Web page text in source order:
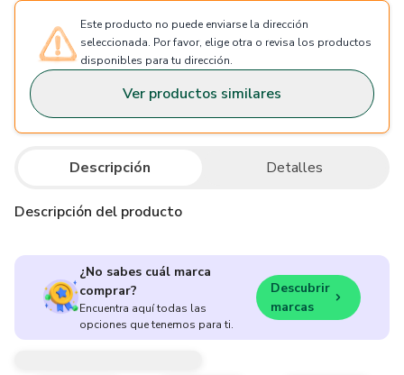
Este producto no puede enviarse la dirección
seleccionada. Por favor, elige otra o revisa los productos
disponibles para tu dirección.
Ver productos similares
Descripción Detalles
Descripción del producto
¿No sabes cuál marca
comprar?
Encuentra aquí todas las
opciones que tenemos para ti.
Descubrir
marcas